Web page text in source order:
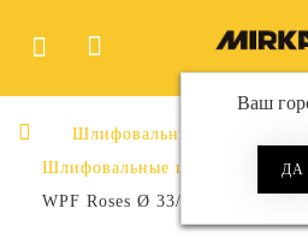
Ваш
Шлифовальные материалы
Шлифовальные цветки
WPF Roses Ø 33/36 мм / клей / в